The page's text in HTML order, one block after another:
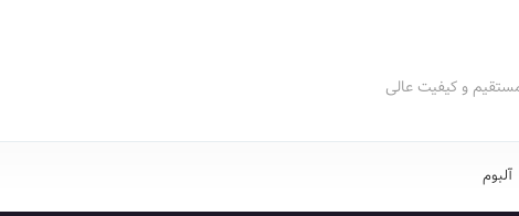
و کیفیت عالی
آلبوم